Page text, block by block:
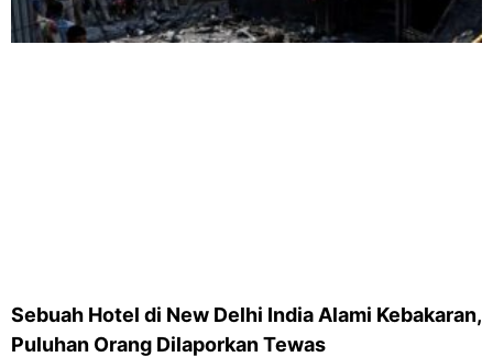
Sebuah Hotel di New Delhi India Alami Kebakaran,
Puluhan Orang Dilaporkan Tewas